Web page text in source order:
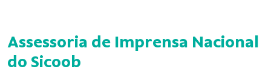
Assessoria de Imprensa Nacional
do Sicoob